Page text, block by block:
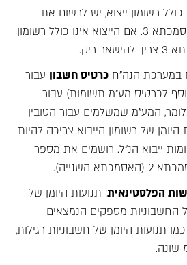
רשומון ייצוא, יש לרשום את
מספר הרשומון בשדה אסמכתא 3. אם הייצוא אינו כולל רשומון
ריק.
במערכת הנה"ח כרטיס חשבון עבור
לכרטיס מע"מ תשומות) עבור
המע"מ שמשלמים עבור הטובין
של רשומון הייבוא צריכה להיות
ייבוא הנ"ל. רושמים את מספר
השנייה).
הפלסטינאית: תנועות היומן של
החשבוניות מספקים הנמצאים
תנועות היומן של חשבוניות רגילות,
שונה.